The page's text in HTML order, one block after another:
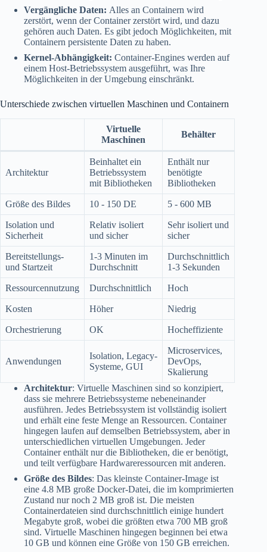
Vergängliche Daten: Alles an Containern wird
zerstört, wenn der Container zerstört wird, und dazu
gehören auch Daten. Es gibt jedoch Möglichkeiten, mit
Containern persistente Daten zu haben.
Kernel-Abhängigkeit: Container-Engines werden auf
einem Host-Betriebssystem ausgeführt, was Ihre
Möglichkeiten in der Umgebung einschränkt.
Unterschiede zwischen virtuellen Maschinen und Containern
Virtuelle
Maschinen
Behälter
Architektur
Beinhaltet ein
Betriebssystem
mit Bibliotheken
Enthält nur
benötigte
Bibliotheken
Größe des Bildes 10 - 150 DE 5 - 600 MB
Isolation und
Sicherheit
Relativ isoliert
und sicher
Sehr isoliert und
sicher
Bereitstellungs-
und Startzeit
1-3 Minuten im
Durchschnitt
Durchschnittlich
1-3 Sekunden
Ressourcennutzung Durchschnittlich Hoch
Kosten Höher Niedrig
Orchestrierung OK Hocheffiziente
Anwendungen
Isolation, Legacy-
Systeme, GUI
Microservices,
DevOps,
Skalierung
Architektur: Virtuelle Maschinen sind so konzipiert,
dass sie mehrere Betriebssysteme nebeneinander
ausführen. Jedes Betriebssystem ist vollständig isoliert
und erhält eine feste Menge an Ressourcen. Container
hingegen laufen auf demselben Betriebssystem, aber in
unterschiedlichen virtuellen Umgebungen. Jeder
Container enthält nur die Bibliotheken, die er benötigt,
und teilt verfügbare Hardwareressourcen mit anderen.
Größe des Bildes: Das kleinste Container-Image ist
eine 4.8 MB große Docker-Datei, die im komprimierten
Zustand nur noch 2 MB groß ist. Die meisten
Containerdateien sind durchschnittlich einige hundert
Megabyte groß, wobei die größten etwa 700 MB groß
sind. Virtuelle Maschinen hingegen beginnen bei etwa
10 GB und können eine Größe von 150 GB erreichen.